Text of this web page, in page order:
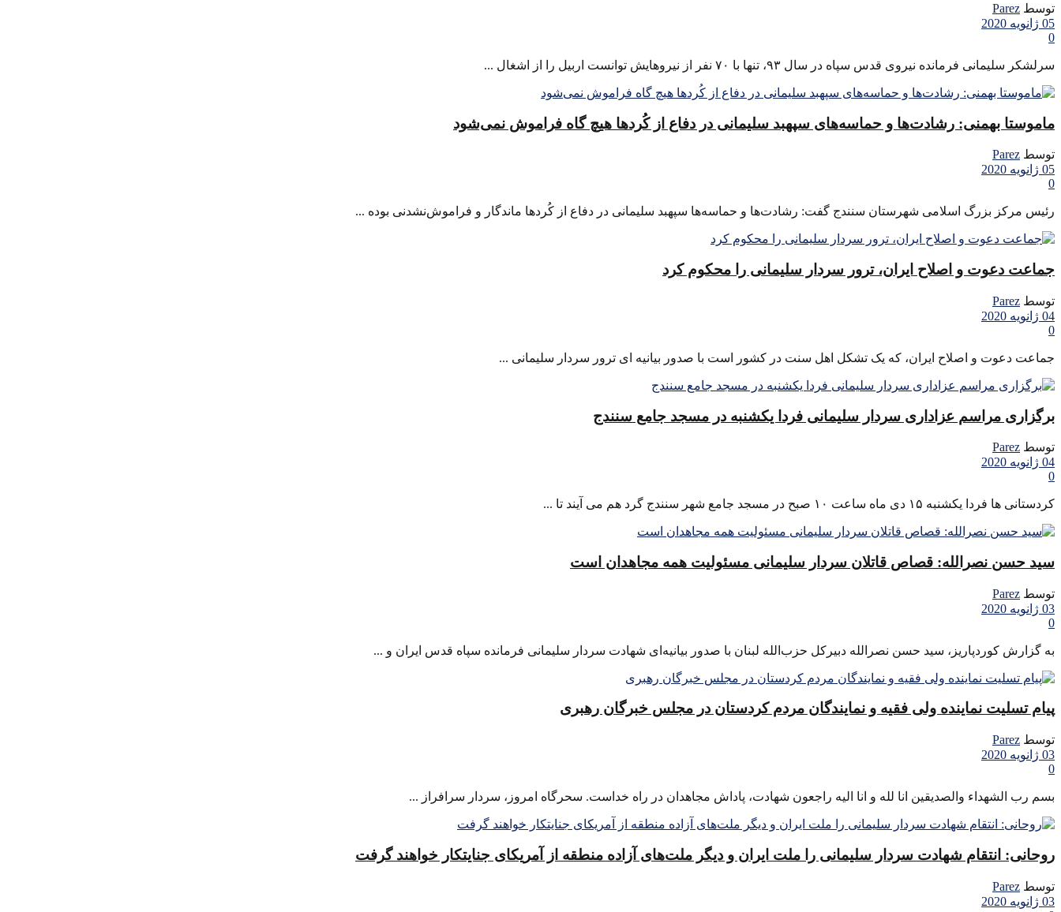
توسط Parez
05 ژانویه 2020
0
سرلشکر سلیمانی فرمانده نیروی قدس سپاه در سال ۹۳، تنها با ۷۰ نفر از نیروهایش توانست اربیل را از اشغال ...
ماموستا بهمنی: رشادت‌ها و حماسه‌های سپهبد سلیمانی در دفاع از کُردها هیچ گاه فراموش نمی‌شود
توسط Parez
05 ژانویه 2020
0
رئیس مرکز بزرگ اسلامی شهرستان سنندج گفت: رشادت‌ها و حماسه‌ها سپهبد سلیمانی در دفاع از کُردها ماندگار و فراموش‌نشدنی بوده ...
جماعت دعوت و اصلاح ایران، ترور سردار سلیمانی را محکوم کرد
توسط Parez
04 ژانویه 2020
0
جماعت دعوت و اصلاح ایران، که یک تشکل اهل سنت در کشور است با صدور بیانیه ای ترور سردار سلیمانی ...
برگزاری مراسم عزاداری سردار سلیمانی فردا یکشنبه در مسجد جامع سنندج
توسط Parez
04 ژانویه 2020
0
کردستانی ها فردا یکشنبه ۱۵ دی ماه ساعت ۱۰ صبح در مسجد جامع شهر سنندج گرد هم می آیند تا ...
سید حسن نصرالله: قصاص قاتلان سردار سلیمانی مسئولیت همه مجاهدان است
توسط Parez
03 ژانویه 2020
0
به گزارش کوردپاریز، سید حسن نصرالله دبیرکل حزب‌الله لبنان با صدور بیانیه‌ای شهادت سردار سلیمانی فرمانده سپاه قدس ایران و ...
پیام تسلیت نماینده ولی فقیه و نمایندگان مردم کردستان در مجلس خبرگان رهبری
توسط Parez
03 ژانویه 2020
0
بسم رب الشهداء والصدیقین انا لله و انا الیه راجعون شهادت، پاداش مجاهدان در راه خداست. سحرگاه امروز، سردار سرافراز ...
روحانی: انتقام شهادت سردار سلیمانی را ملت ایران و دیگر ملت‌های آزاده منطقه از آمریکای جنایتکار خواهند گرفت
توسط Parez
03 ژانویه 2020